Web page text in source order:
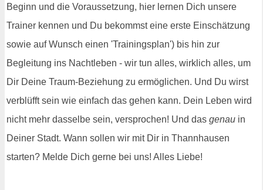
Beginn und die Voraussetzung, hier lernen Dich unsere
Trainer kennen und Du bekommst eine erste Einschätzung
sowie auf Wunsch einen 'Trainingsplan') bis hin zur
Begleitung ins Nachtleben - wir tun alles, wirklich alles, um
Dir Deine Traum-Beziehung zu ermöglichen. Und Du wirst
verblüfft sein wie einfach das gehen kann. Dein Leben wird
nicht mehr dasselbe sein, versprochen! Und das genau in
Deiner Stadt. Wann sollen wir mit Dir in Thannhausen
starten? Melde Dich gerne bei uns! Alles Liebe!